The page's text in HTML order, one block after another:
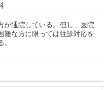
が通院している。但し、医院
難な方に限っては往診対応を